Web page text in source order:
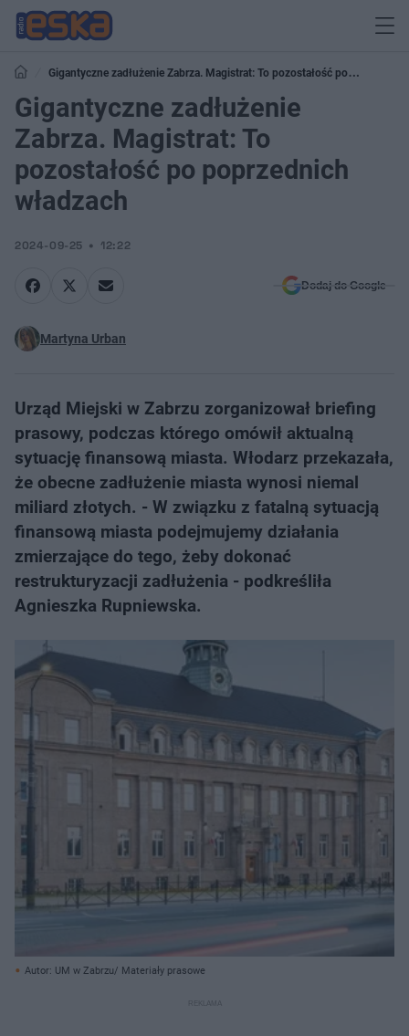
Gigantyczne zadłużenie Zabrza. Magistrat: To pozostałość po
poprzednich władzach
Gigantyczne zadłużenie
Zabrza. Magistrat: To
pozostałość po poprzednich
władzach
2024-09-25 12:22
Dodaj do Google
Martyna Urban
Urząd Miejski w Zabrzu zorganizował briefing
prasowy, podczas którego omówił aktualną
sytuację finansową miasta. Włodarz przekazała,
że obecne zadłużenie miasta wynosi niemal
miliard złotych. - W związku z fatalną sytuacją
finansową miasta podejmujemy działania
zmierzające do tego, żeby dokonać
restrukturyzacji zadłużenia - podkreśliła
Agnieszka Rupniewska.
Autor: UM w Zabrzu/ Materiały prasowe